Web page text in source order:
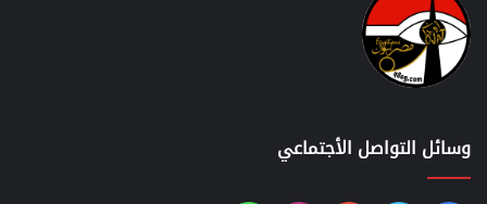
وسائل التواصل الأجتماعي